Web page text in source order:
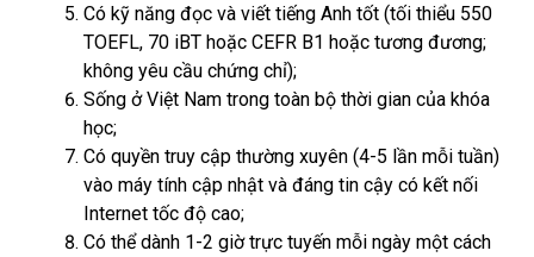
Có kỹ năng đọc và viết tiếng Anh tốt (tối thiểu 550
TOEFL, 70 iBT hoặc CEFR B1 hoặc tương đương;
không yêu cầu chứng chỉ);
Sống ở Việt Nam trong toàn bộ thời gian của khóa
học;
Có quyền truy cập thường xuyên (4-5 lần mỗi tuần)
vào máy tính cập nhật và đáng tin cậy có kết nối
Internet tốc độ cao;
Có thể dành 1-2 giờ trực tuyến mỗi ngày một cách